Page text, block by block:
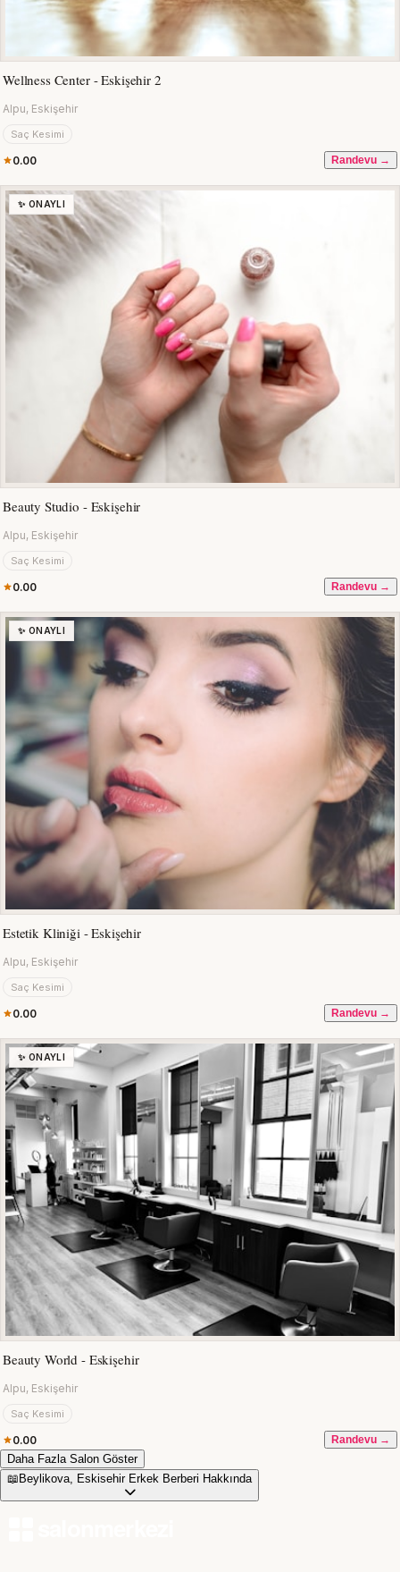
Wellness Center - Eskişehir 2
Alpu, Eskişehir
Saç Kesimi
0.00 Randevu →
✨ ONAYLI
Beauty Studio - Eskişehir
Alpu, Eskişehir
Saç Kesimi
0.00 Randevu →
✨ ONAYLI
Estetik Kliniği - Eskişehir
Alpu, Eskişehir
Saç Kesimi
0.00 Randevu →
✨ ONAYLI
Beauty World - Eskişehir
Alpu, Eskişehir
Saç Kesimi
0.00 Randevu →
Daha Fazla Salon Göster
📖 Beylikova, Eskisehir Erkek Berberi Hakkında